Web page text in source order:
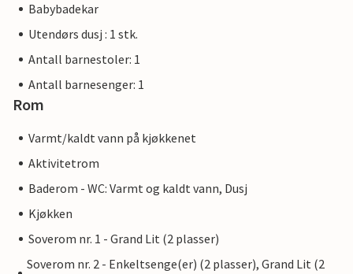
Babybadekar
Utendørs dusj : 1 stk.
Antall barnestoler: 1
Antall barnesenger: 1
Rom
Varmt/kaldt vann på kjøkkenet
Aktivitetrom
Baderom - WC: Varmt og kaldt vann, Dusj
Kjøkken
Soverom nr. 1 - Grand Lit (2 plasser)
Soverom nr. 2 - Enkeltsenge(er) (2 plasser), Grand Lit (2